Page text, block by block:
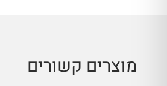
מוצרים קשורים